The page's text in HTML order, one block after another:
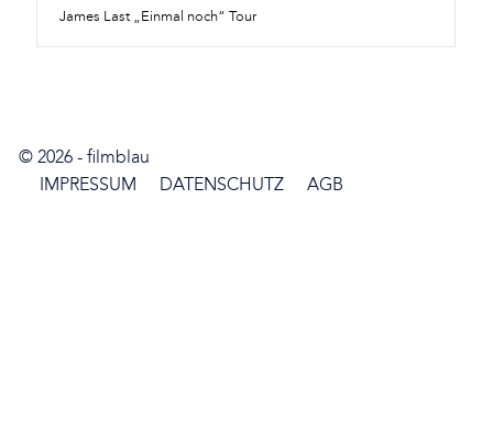
James Last „Einmal noch“ Tour
© 2026 - filmblau
IMPRESSUM
DATENSCHUTZ AGB